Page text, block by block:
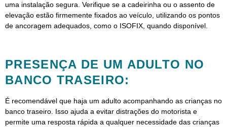
uma instalação segura. Verifique se a cadeirinha ou o assento de
elevação estão firmemente fixados ao veículo, utilizando os pontos
de ancoragem adequados, como o ISOFIX, quando disponível.
PRESENÇA DE UM ADULTO NO
BANCO TRASEIRO:
É recomendável que haja um adulto acompanhando as crianças no
banco traseiro. Isso ajuda a evitar distrações do motorista e
permite uma resposta rápida a qualquer necessidade das crianças